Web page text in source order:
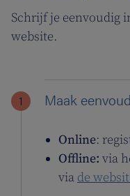
Schrijf je eenvoudig
website.
Maak
Online:
Offline: via
via de